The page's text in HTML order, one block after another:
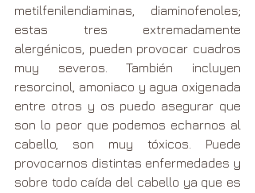
metilfenilendiaminas, diaminofenoles;
estas tres extremadamente
alergénicos, pueden provocar cuadros
muy severos. También incluyen
resorcinol, amoniaco y agua oxigenada
entre otros y os puedo asegurar que
son lo peor que podemos echarnos al
cabello, son muy tóxicos. Puede
provocarnos distintas enfermedades y
sobre todo caída del cabello ya que es